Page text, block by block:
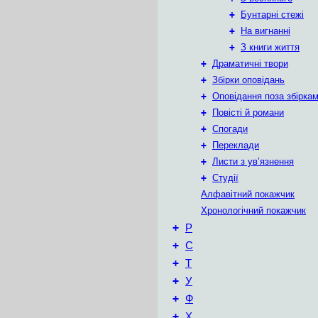
+
Бунтарні стежі
+
На вигнанні
+ З книги життя
+ Драматичні твори
+ Збірки оповідань
+ Оповідання поза
+
Повісті й романи
+ Спогади
+
Переклади
+ Листи з ув’язнення
+ Студії
Алфавітний покажчик
Хронологічний покажчик
+ Р
+ С
+ Т
+ У
+ Ф